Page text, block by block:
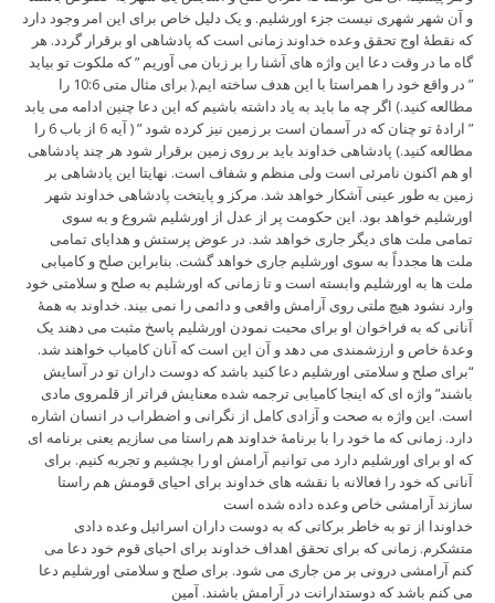
و آن شهر شهری نیست جزء اورشلیم. و یک دلیل خاص برای این امر وجود دارد
که نقطۀ اوج تحقق وعده خداوند زمانی است که پادشاهی او برقرار گردد. هر
گاه ما در وقت دعا این واژه های آشنا را بر زبان می آوریم ” که ملکوت تو بیاید
” در واقع خود را همراستا با این هدف ساخته ایم.( برای مثال متی 10:6 را
مطالعه کنید.) اگر چه ما باید به یاد داشته باشیم که این دعا چنین ادامه می یابد
” ارادۀ تو چنان که در آسمان است بر زمین نیز کرده شود ” ( آیه 6 از باب 6 را
مطالعه کنید.) پادشاهی خداوند باید بر روی زمین برقرار شود هر چند پادشاهی
او هم اکنون نامرئی است ولی منظم و شفاف است. نهایتا این پادشاهی بر
زمین به طور عینی آشکار خواهد شد. مرکز و پایتخت پادشاهی خداوند شهر
اورشلیم خواهد بود. این حکومت پر از عدل از اورشلیم شروع و به سوی
تمامی ملت های دیگر جاری خواهد شد. در عوض پرستش و هدایای تمامی
ملت ها مجدداً به سوی اورشلیم جاری خواهد گشت. بنابراین صلح و کامیابی
ملت ها به اورشلیم وابسته است و تا زمانی که اورشلیم به صلح و سلامتی خود
وارد نشود هیچ ملتی روی آرامش واقعی و دائمی را نمی بیند. خداوند به همۀ
آنانی که به فراخوان او برای محبت نمودن اورشلیم پاسخ مثبت می دهند یک
وعدۀ خاص و ارزشمندی می دهد و آن این است که آنان کامیاب خواهند شد.
“برای صلح و سلامتی اورشلیم دعا کنید باشد که دوست داران تو در آسایش
باشند” واژه ای که اینجا کامیابی ترجمه شده معنایش فراتر از قلمروی مادی
است. این واژه به صحت و آزادی کامل از نگرانی و اضطراب در انسان اشاره
دارد. زمانی که ما خود را با برنامۀ خداوند هم راستا می سازیم یعنی برنامه ای
که او برای اورشلیم دارد می توانیم آرامش او را بچشیم و تجربه کنیم. برای
آنانی که خود را فعالانه با نقشه های خداوند برای احیای قومش هم راستا
سازند آرامشی خاص وعده داده شده است
خداوندا از تو به خاطر برکاتی که به دوست داران اسرائیل وعده دادی
متشکرم. زمانی که برای تحقق اهداف خداوند برای احیای قوم خود دعا می
کنم آرامشی درونی بر من جاری می شود. برای صلح و سلامتی اورشلیم دعا
می کنم باشد که دوستدارانت در آرامش باشند. آمین